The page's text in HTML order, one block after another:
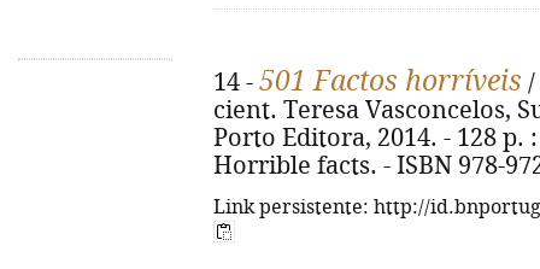
14 - 501 Factos horríveis /
cient. Teresa Vasconcelos,
Porto Editora, 2014. - 128 p.
Horrible facts. - ISBN 978-
Link persistente: http://